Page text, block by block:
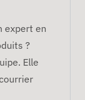
expert en
?
Elle